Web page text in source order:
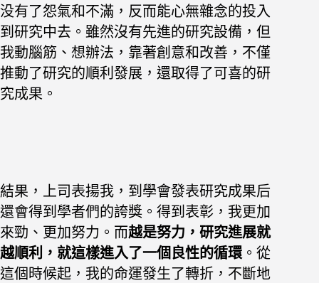
没有了怨氣和不滿，反而能心無雜念的投入
到研究中去。雖然沒有先進的研究設備，但
我動腦筋、想辦法，靠著創意和改善，不僅
推動了研究的順利發展，還取得了可喜的研
究成果。
結果，上司表揚我，到學會發表研究成果后
還會得到學者們的誇獎。得到表彰，我更加
來勁、更加努力。而越是努力，研究進展就
越順利，就這樣進入了一個良性的循環 。從
這個時候起，我的命運發生了轉折，不斷地